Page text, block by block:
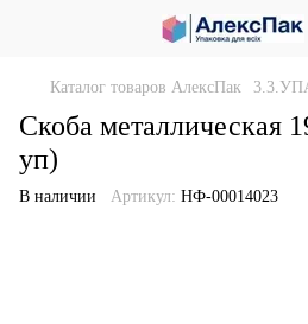
Каталог товаров АлексПак
Скоба металлическая
уп)
В наличии Артикул: НФ-00014023